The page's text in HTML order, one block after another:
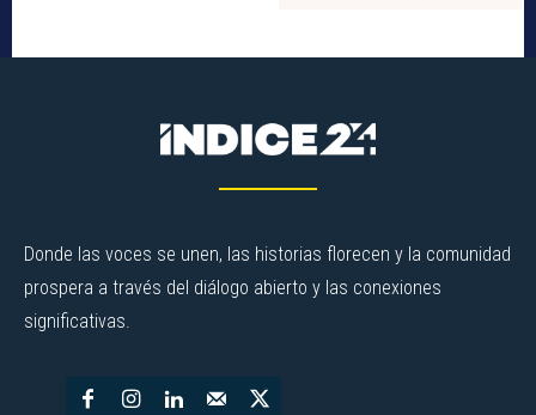
Donde las voces se unen, las historias florecen y la comunidad
prospera a través del diálogo abierto y las conexiones
significativas.